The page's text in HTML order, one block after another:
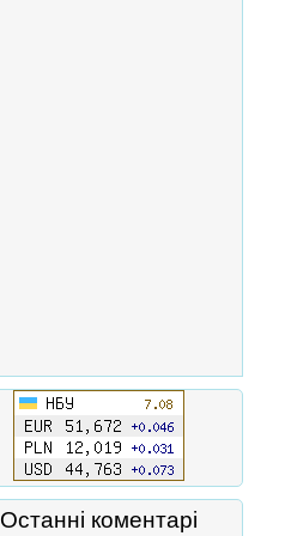
Останні коментарі